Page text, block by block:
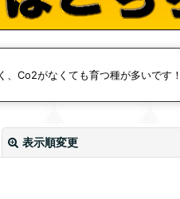
、Co2がなくても育つ種が多いです
表示順変更